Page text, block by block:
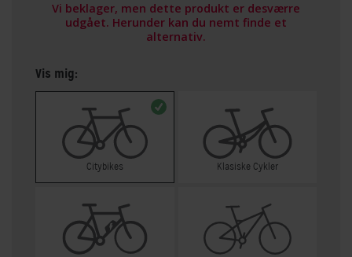
Vi beklager, men dette produkt er desværre
udgået. Herunder kan du nemt finde et
alternativ.
Vis mig:
Citybikes Klasiske Cykler